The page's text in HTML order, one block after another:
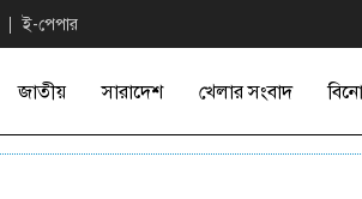
ই-পেপার
জাতীয় সারাদেশ খেলার সংবাদ